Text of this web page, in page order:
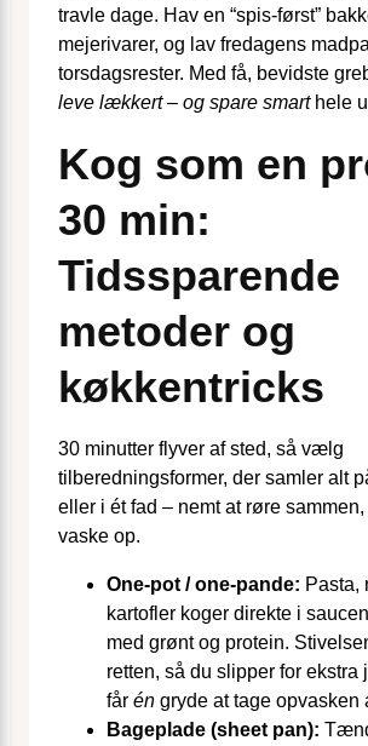
travle dage. Hav en “spis-først”
mejerivarer, og lav fredagens
torsdagsrester. Med få, bevidste
leve lækkert – og spare smarthele
Kog som en
30 min:
Tidssparende
metoder og
køkkentricks
30 minutter flyver af sted, så vælg
tilberedningsformer, der samler alt
eller i ét fad – nemt at røre
vaske op.
One-pot / one-pande: Pasta,
kartofler koger direkte i
med grønt og protein.
retten, så du slipper for
får én gryde at tage opvasken
Bageplade (sheet pan):